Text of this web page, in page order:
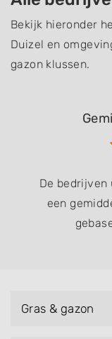
Bekijk hieronder
Duizel en
gazon klussen.
De bedrijven
een
Gras & gazon